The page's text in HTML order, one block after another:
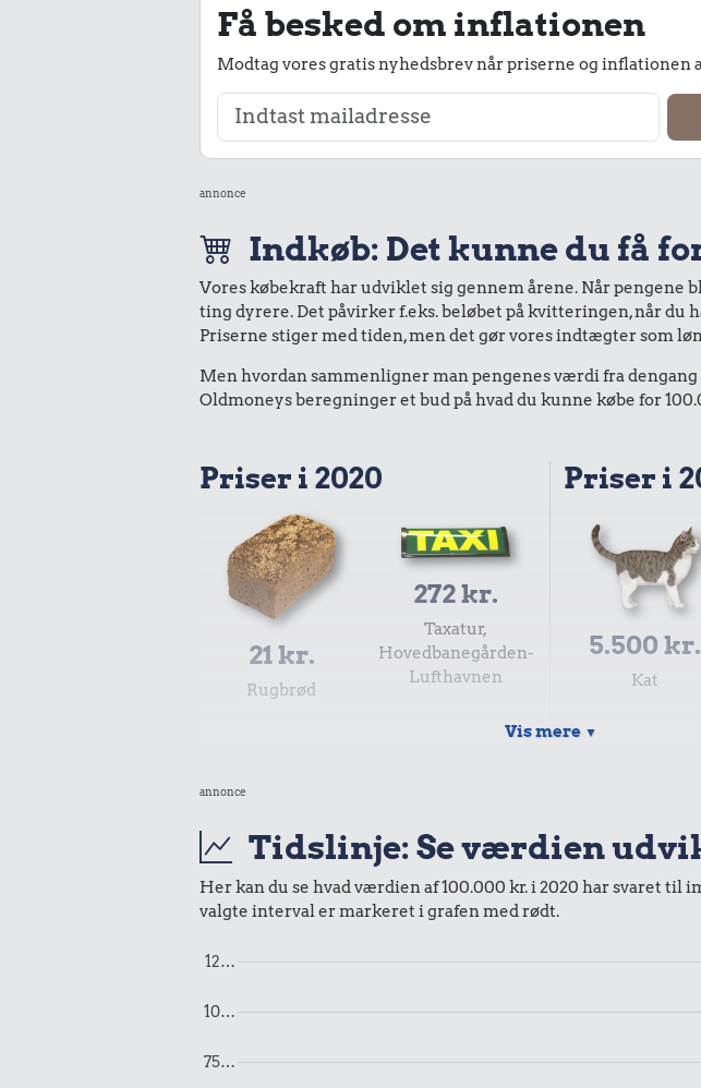
Få besked om inflationen
Modtag vores gratis nyhedsbrev når priserne og inflationen
annonce
Indkøb: Det kunne du få
Vores købekraft har udviklet sig gennem årene. Når pengene
ting dyrere. Det påvirker f.eks. beløbet på kvitteringen, når du
Priserne stiger med tiden, men det gør vores indtægter som
Men hvordan sammenligner man pengenes værdi fra
Oldmoneys beregninger et bud på hvad du kunne købe for
Priser i 2020
21 kr.
Rugbrød
272 kr.
Taxatur,
Hovedbanegården-
Lufthavnen
30 kr.
11 kr.
Priser i
5.500 kr.
Kat
3.200 kr.
Vis mere ▼
annonce
Tidslinje: Se værdien
Her kan du se hvad værdien af 100.000 kr. i 2020 har svaret til
valgte interval er markeret i grafen med rødt.
75…
10…
12…